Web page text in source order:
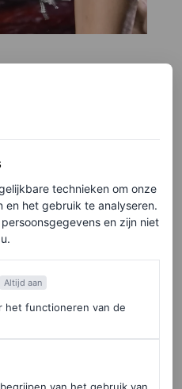
technieken om onze
het gebruik te analyseren.
en zijn niet
Altijd aan
het functioneren van de